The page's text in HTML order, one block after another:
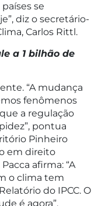
se
diz o secretário-
Carlos Rittl.
a 1 bilhão de
“A mudança
fenômenos
a regulação
pontua
Pinheiro
em direito
afirma: “A
o clima tem
do IPCC. O
é agora”.